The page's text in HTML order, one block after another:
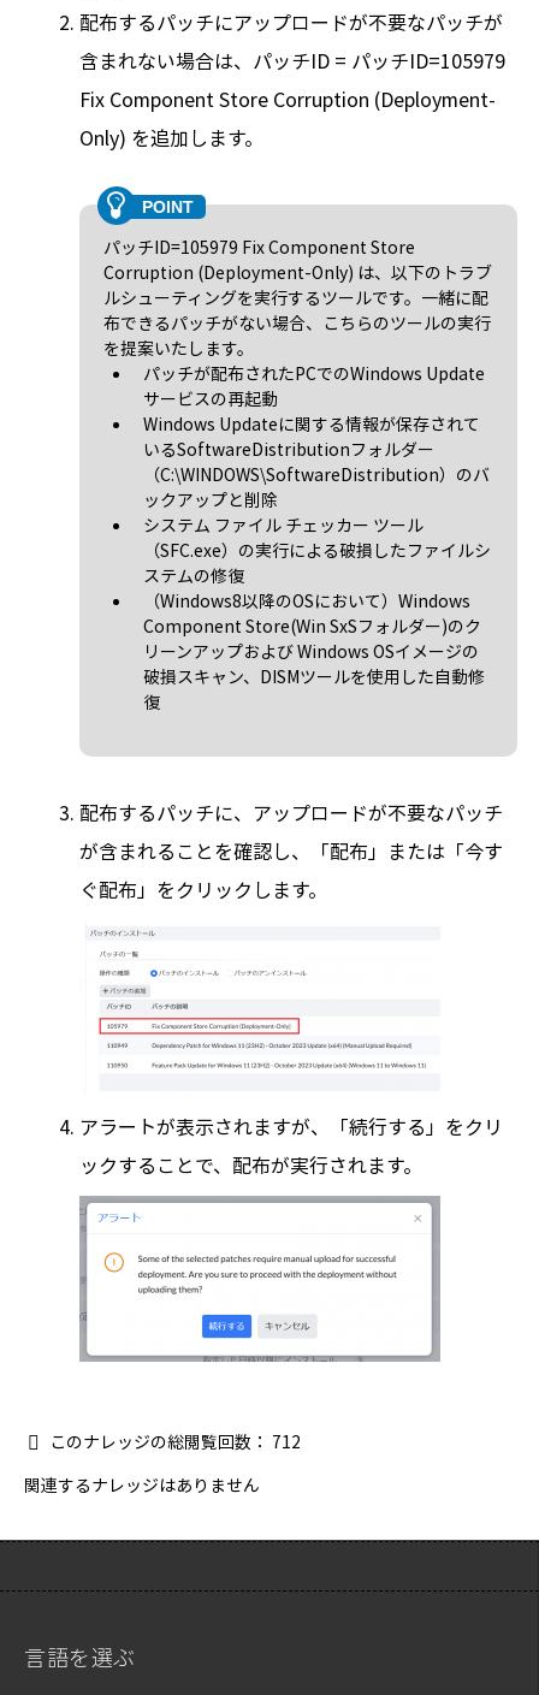
配布するパッチにアップロードが不要なパッチが
含まれない場合は、パッチID = パッチID=105979
Fix Component Store Corruption (Deployment-
Only) を追加します。
パッチID=105979 Fix Component Store
Corruption (Deployment-Only) は、以下のトラブ
ルシューティングを実行するツールです。一緒に配
布できるパッチがない場合、こちらのツールの実行
を提案いたします。
パッチが配布されたPCでのWindows Update
サービスの再起動
Windows Updateに関する情報が保存されて
いるSoftwareDistributionフォルダー
（C:\WINDOWS\SoftwareDistribution）のバ
ックアップと削除
システム ファイル チェッカー ツール
（SFC.exe）の実行による破損したファイルシ
ステムの修復
（Windows8以降のOSにおいて）Windows
Component Store(Win SxSフォルダー)のク
リーンアップおよび Windows OSイメージの
破損スキャン、DISMツールを使用した自動修
復
配布するパッチに、アップロードが不要なパッチ
が含まれることを確認し、「配布」または「今す
ぐ配布」をクリックします。
アラートが表示されますが、「続行する」をクリ
ックすることで、配布が実行されます。
このナレッジの総閲覧回数： 712
関連するナレッジはありません
言語を選ぶ